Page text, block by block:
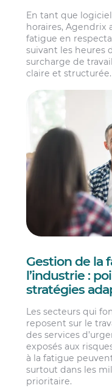
En tant que
horaires, Agendrix
fatigue en
suivant les heures
surcharge de
claire et structurée.
Gestion de la
l’industrie :
stratégies
Les secteurs qui
reposent sur le
des services
exposés aux
à la fatigue
surtout dans les
prioritaire.